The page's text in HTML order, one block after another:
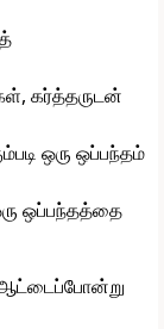
கர்த்தருடன்
ஒரு ஒப்பந்தம்
ஒப்பந்தத்தை